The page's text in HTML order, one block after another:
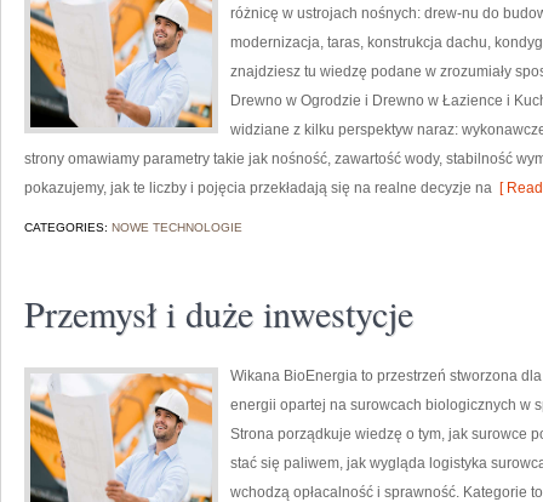
różnicę w ustrojach nośnych: drew-nu do
modernizacja, taras, konstrukcja dachu,
znajdziesz tu wiedzę podane w zrozumiały
Drewno w Ogrodzie i Drewno w Łazience i
widziane z kilku perspektyw naraz:
strony omawiamy parametry takie jak nośność, zawartość wody, stabilność
pokazujemy, jak te liczby i pojęcia przekładają się na realne decyzje na [
CATEGORIES: NOWE TECHNOLOGIE
Przemysł i duże inwestycje
Wikana BioEnergia to przestrzeń stworzona
energii opartej na surowcach biologicznych w
Strona porządkuje wiedzę o tym, jak surowce
stać się paliwem, jak wygląda logistyka
wchodzą opłacalność i sprawność. Kategorie